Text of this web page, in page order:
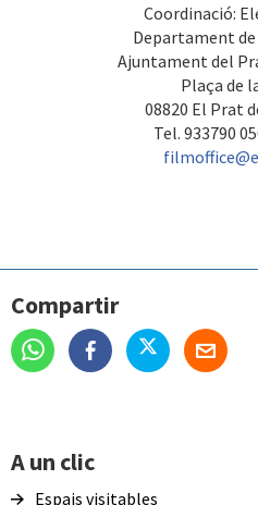
Coordinació:
Departament
Ajuntament del
Plaça de
08820 El Prat
Tel. 933790
Compartir
A un clic
Espais visitables